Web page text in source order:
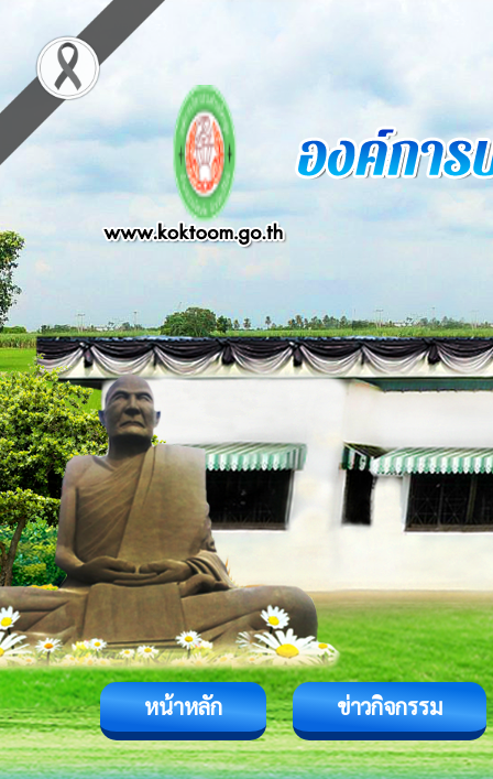
หน้าหลัก ข่าวกิจกรรม